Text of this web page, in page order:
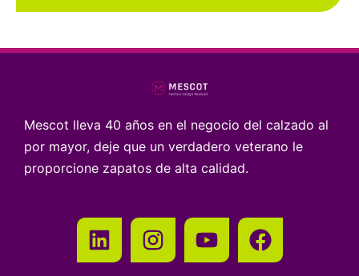
Mescot lleva 40 años en el negocio del calzado al
por mayor, deje que un verdadero veterano le
proporcione zapatos de alta calidad.